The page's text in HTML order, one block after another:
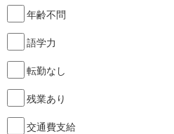
年齢不問
語学力
転勤なし
残業あり
交通費支給